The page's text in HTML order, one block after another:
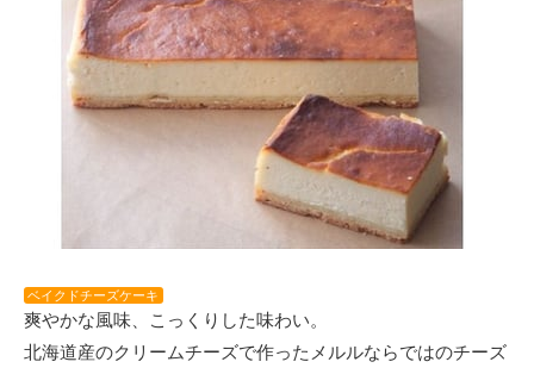
ベイクドチーズケーキ
爽やかな風味、こっくりした味わい。
北海道産のクリームチーズで作ったメルルならではのチーズ